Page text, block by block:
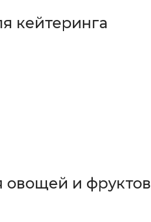
кейтеринга
овощей и фруктов